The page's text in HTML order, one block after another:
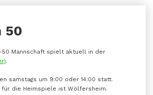
50
50 Mannschaft spielt aktuell in der
.
samstags um 9:00 oder 14:00 statt.
für die Heimspiele ist Wölfersheim.